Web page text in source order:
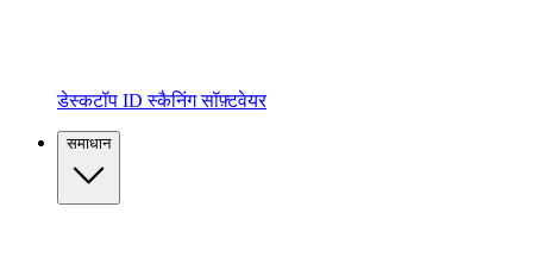
डेस्कटॉप ID स्कैनिंग सॉफ़्टवेयर
समाधान